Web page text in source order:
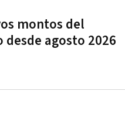
montos del
agosto 2026